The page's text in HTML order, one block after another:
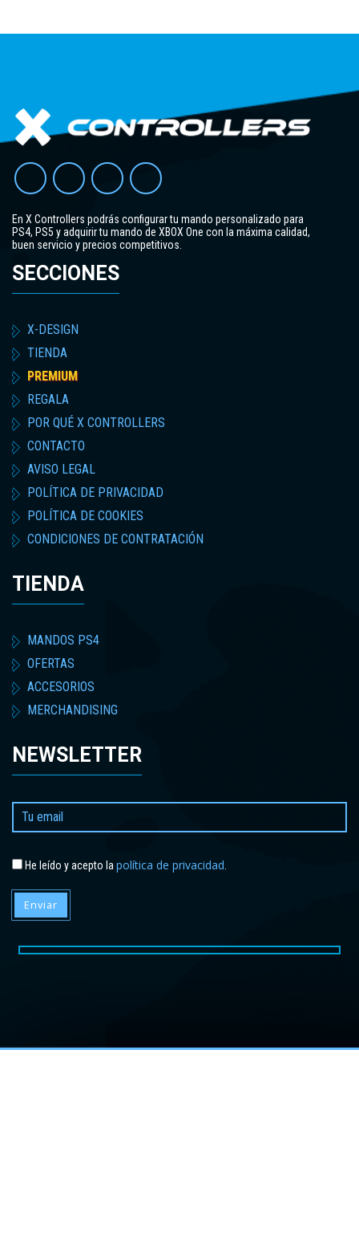
En X Controllers podrás configurar tu mando personalizado para
PS4, PS5 y adquirir tu mando de XBOX One con la máxima calidad,
buen servicio y precios competitivos.
SECCIONES
X-DESIGN
TIENDA
PREMIUM
REGALA
POR QUÉ X CONTROLLERS
CONTACTO
AVISO LEGAL
POLÍTICA DE PRIVACIDAD
POLÍTICA DE COOKIES
CONDICIONES DE CONTRATACIÓN
TIENDA
MANDOS PS4
OFERTAS
ACCESORIOS
MERCHANDISING
NEWSLETTER
He leído y acepto lapolítica de privacidad.
Enviar